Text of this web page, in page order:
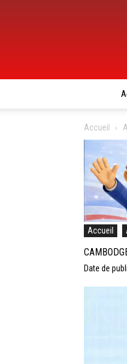
Accueil
Accueil
Date de